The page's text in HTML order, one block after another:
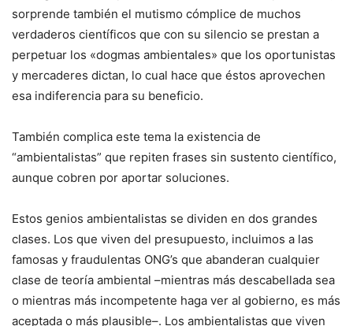
sorprende también el mutismo cómplice de muchos
verdaderos científicos que con su silencio se prestan a
perpetuar los «dogmas ambientales» que los oportunistas
y mercaderes dictan, lo cual hace que éstos aprovechen
esa indiferencia para su beneficio.
También complica este tema la existencia de
“ambientalistas” que repiten frases sin sustento científico,
aunque cobren por aportar soluciones.
Estos genios ambientalistas se dividen en dos grandes
clases. Los que viven del presupuesto, incluimos a las
famosas y fraudulentas ONG’s que abanderan cualquier
clase de teoría ambiental –mientras más descabellada sea
o mientras más incompetente haga ver al gobierno, es más
aceptada o más plausible–. Los ambientalistas que viven